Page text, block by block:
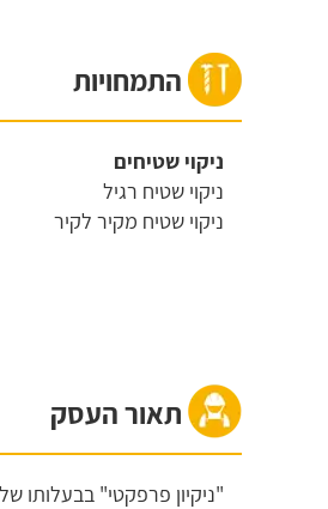
התמחויות
ניקוי שטיחים
ניקוי שטיח רגיל
ניקוי שטיח מקיר לקיר
תאור העסק